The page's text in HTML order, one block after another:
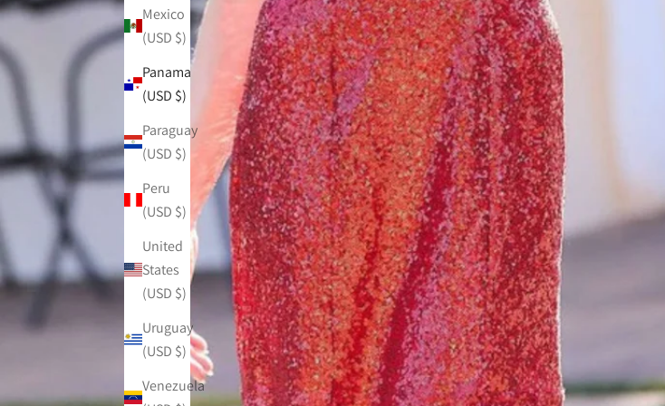
Mexico
(USD $)
Panama
(USD $)
Paraguay
(USD $)
Peru
(USD $)
United
States
(USD $)
Uruguay
(USD $)
Venezuela